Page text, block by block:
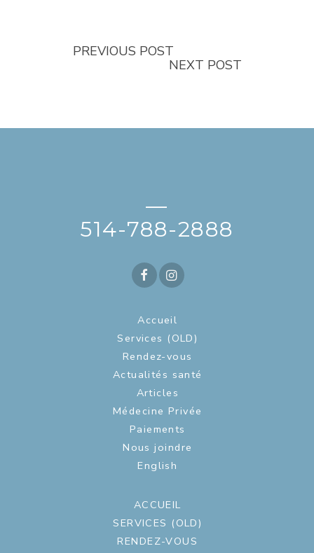
PREVIOUS POST
NEXT POST
—
514-788-2888
Accueil
Services (OLD)
Rendez-vous
Actualités santé
Articles
Médecine Privée
Paiements
Nous joindre
English
ACCUEIL
SERVICES (OLD)
RENDEZ-VOUS